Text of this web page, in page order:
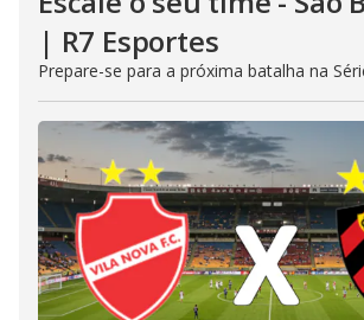
| R7 Esportes
Prepare-se para a próxima batalha na